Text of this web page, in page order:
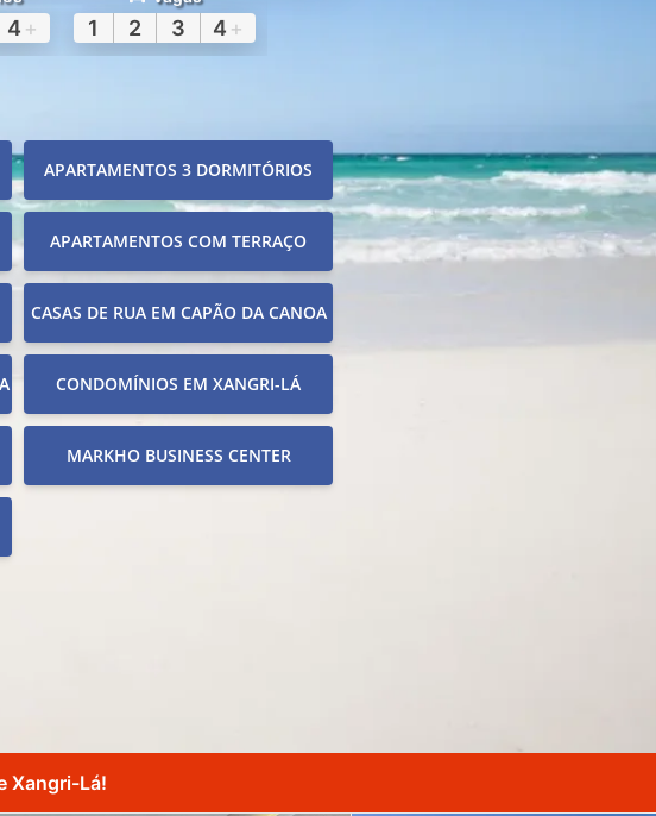
4 + 1 2 3 4 +
APARTAMENTOS 3 DORMITÓRIOS
APARTAMENTOS COM TERRAÇO
CASAS DE RUA EM CAPÃO DA CANOA
CONDOMÍNIOS EM XANGRI-LÁ
MARKHO BUSINESS CENTER
Xangri-Lá!